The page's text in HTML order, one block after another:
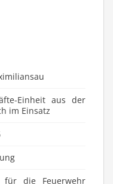
Einheit aus der
im Einsatz
für die Feuerwehr